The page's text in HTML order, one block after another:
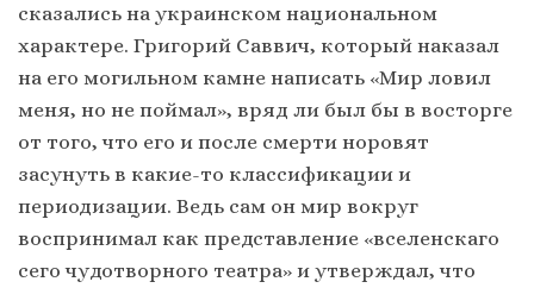
сказались на украинском национальном
характере. Григорий Саввич, который наказал
на его могильном камне написать «Мир ловил
меня, но не поймал», вряд ли был бы в восторге
от того, что его и после смерти норовят
засунуть в какие-то классификации и
периодизации. Ведь сам он мир вокруг
воспринимал как представление «вселенскаго
сего чудотворного театра» и утверждал, что